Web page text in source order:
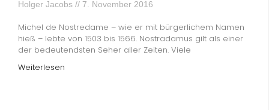
Holger Jacobs 7. November 2016
Michel de Nostredame – wie er mit bürgerlichem Namen
hieß – lebte von 1503 bis 1566. Nostradamus gilt als einer
der bedeutendsten Seher aller Zeiten. Viele
Weiterlesen